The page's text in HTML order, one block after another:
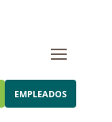
EMPLEADOS